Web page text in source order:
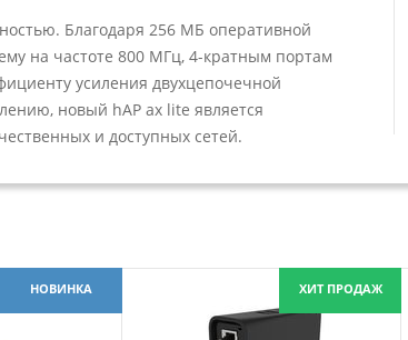
Благодаря 256 МБ оперативной
на частоте 800 МГц, 4-кратным портам
усиления двухцепочечной
новый hAP ax lite является
и доступных сетей.
НОВИНКА ХИТ ПРОДАЖ